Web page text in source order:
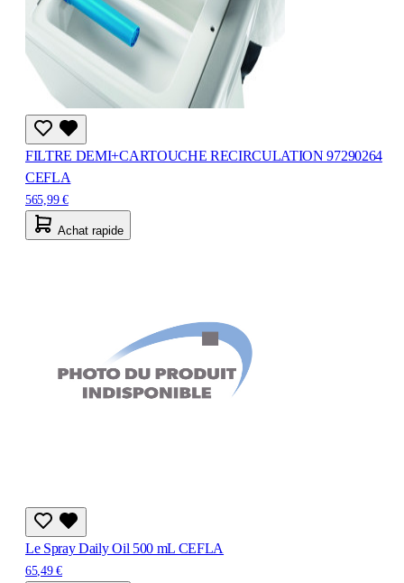
FILTRE DEMI+CARTOUCHE RECIRCULATION 97290264
CEFLA
565,99 €
Achat rapide
Le Spray Daily Oil 500 mL CEFLA
65,49 €